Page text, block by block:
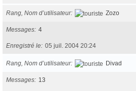
Rang, Nom d’utilisateur Zozo
Messages 4
Enregistré le 05 juil. 2004 20:24
Rang, Nom d’utilisateur Divad
Messages 13